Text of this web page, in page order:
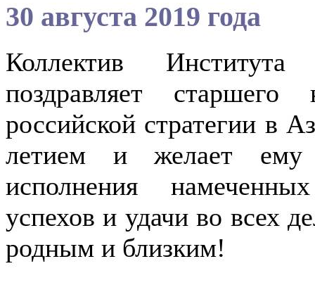
30 августа 2019 года
Коллектив
поздравляет старшего
российской стратегии в
летием и желает ему
исполнения
успехов и удачи во всех
родным и близким!